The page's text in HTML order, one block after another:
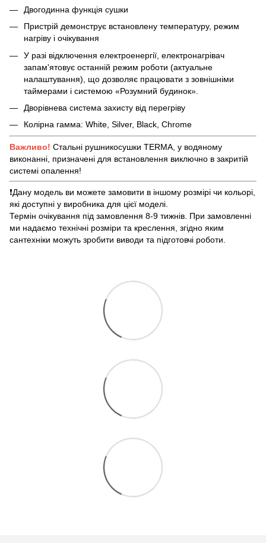
Двогодинна функція сушки
Пристрій демонструє встановлену температуру, режим
нагріву і очікування
У разі відключення електроенергії, електронагрівач
запам'ятовує останній режим роботи (актуальне
налаштування), що дозволяє працювати з зовнішніми
таймерами і системою «Розумний будинок».
Дворівнева система захисту від перегріву
Колірна гамма: White, Silver, Black, Chrome
Важливо! Стальні рушникосушки TERMA, у водяному
виконанні, призначені для встановлення виключно в закритій
системі опалення!
❗️Дану модель ви можете замовити в іншому розмірі чи кольорі,
які доступні у виробника для цієї моделі.
Термін очікування під замовлення 8-9 тижнів. При замовленні
ми надаємо технічні розміри та креслення, згідно яким
сантехніки можуть зробити виводи та підготовчі роботи.